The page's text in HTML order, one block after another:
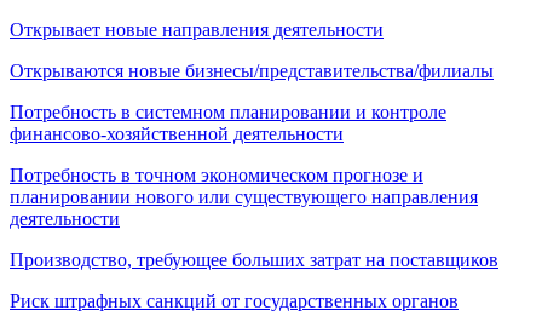
Открывает новые направления деятельности
Открываются новые бизнесы/представительства/филиалы
Потребность в системном планировании и контроле
финансово-хозяйственной деятельности
Потребность в точном экономическом прогнозе и
планировании нового или существующего направления
деятельности
Производство, требующее больших затрат на поставщиков
Риск штрафных санкций от государственных органов